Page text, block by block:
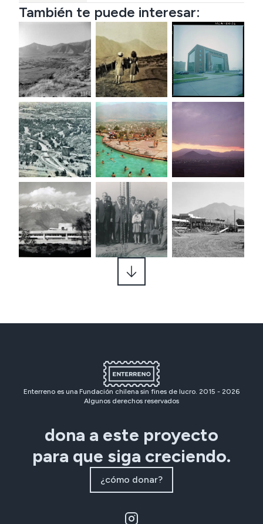
También te puede interesar:
Enterreno es una Fundación chilena sin fines de lucro. 2015 - 2026
Algunos derechos reservados
dona a este proyecto
para que siga creciendo.
¿cómo donar?